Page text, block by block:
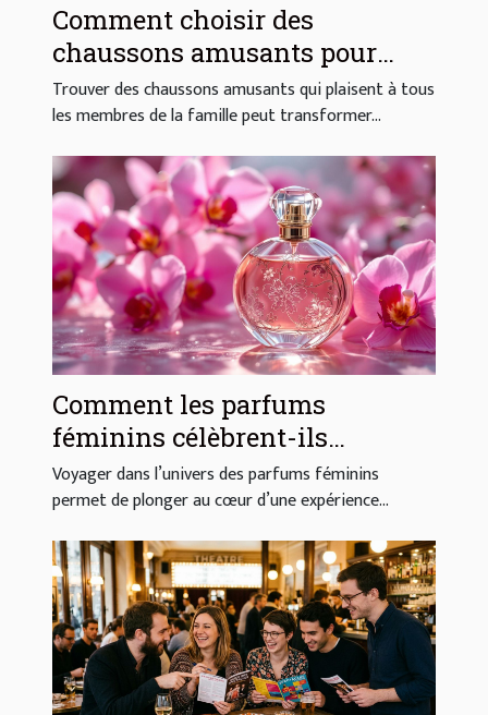
Comment choisir des
chaussons amusants pour
toute la famille ?
Trouver des chaussons amusants qui plaisent à tous
les membres de la famille peut transformer...
Comment les parfums
féminins célèbrent-ils
l'élégance et la sensualité ?
Voyager dans l’univers des parfums féminins
permet de plonger au cœur d’une expérience...